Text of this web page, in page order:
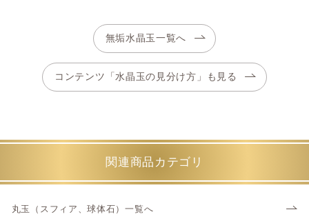
無垢水晶玉一覧へ
コンテンツ「水晶玉の見分け方」も見る
関連商品カテゴリ
丸玉（スフィア、球体石）一覧へ